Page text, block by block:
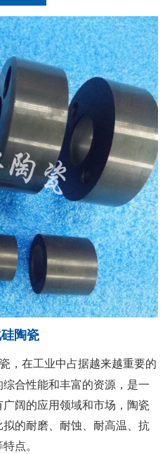
陶瓷
，在工业中占据越来越重要的
合性能和丰富的资源，是一
阔的应用领域和市场，陶瓷
的耐磨、耐蚀、耐高温、抗
点。